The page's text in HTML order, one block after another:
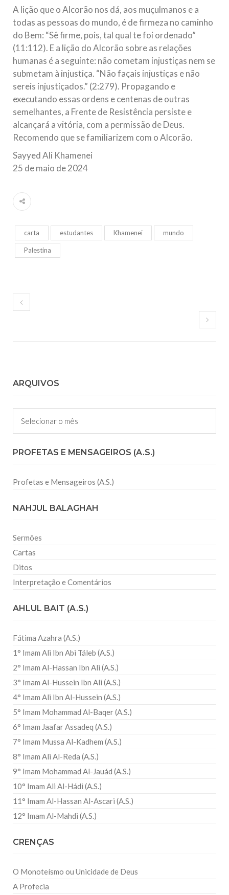
A lição que o Alcorão nos dá, aos muçulmanos e a
todas as pessoas do mundo, é de firmeza no caminho
do Bem: “Sê firme, pois, tal qual te foi ordenado”
(11:112). E a lição do Alcorão sobre as relações
humanas é a seguinte: não cometam injustiças nem se
submetam à injustiça. “Não façais injustiças e não
sereis injustiçados.” (2:279). Propagando e
executando essas ordens e centenas de outras
semelhantes, a Frente de Resistência persiste e
alcançará a vitória, com a permissão de Deus.
Recomendo que se familiarizem com o Alcorão.
Sayyed Ali Khamenei
25 de maio de 2024
carta estudantes Khamenei mundo
Palestina
ARQUIVOS
Arquivos
PROFETAS E MENSAGEIROS (A.S.)
Profetas e Mensageiros (A.S.)
NAHJUL BALAGHAH
Sermões
Cartas
Ditos
Interpretação e Comentários
AHLUL BAIT (A.S.)
Fátima Azahra (A.S.)
1° Imam Ali Ibn Abi Táleb (A.S.)
2° Imam Al-Hassan Ibn Ali (A.S.)
3° Imam Al-Hussein Ibn Ali (A.S.)
4° Imam Ali Ibn Al-Hussein (A.S.)
5° Imam Mohammad Al-Baqer (A.S.)
6° Imam Jaafar Assadeq (A.S.)
7° Imam Mussa Al-Kadhem (A.S.)
8° Imam Ali Al-Reda (A.S.)
9° Imam Mohammad Al-Jauád (A.S.)
10° Imam Ali Al-Hádi (A.S.)
11° Imam Al-Hassan Al-Ascari (A.S.)
12° Imam Al-Mahdi (A.S.)
CRENÇAS
O Monoteísmo ou Unicidade de Deus
A Profecia